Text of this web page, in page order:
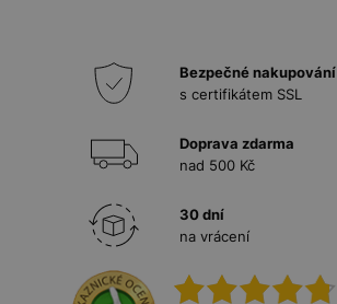
Bezpečné nakupování
s certifikátem SSL
Doprava zdarma
nad 500 Kč
30 dní
na vrácení